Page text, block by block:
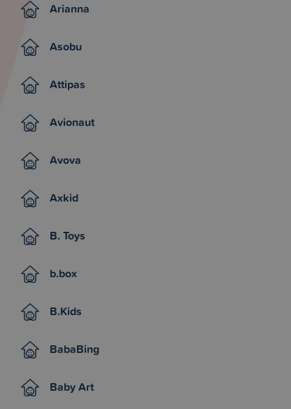
Arianna
Asobu
Attipas
Avionaut
Avova
Axkid
B. Toys
b.box
B.Kids
BabaBing
Baby Art